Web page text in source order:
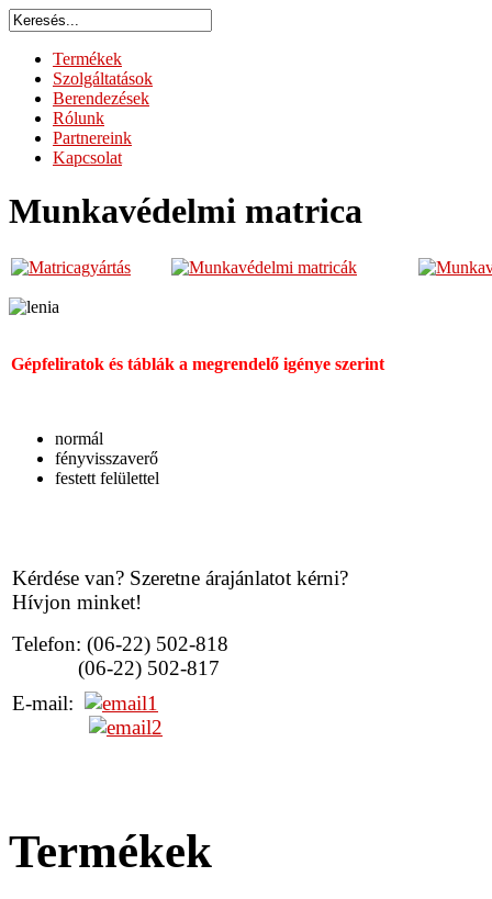
Termékek
Szolgáltatások
Berendezések
Rólunk
Partnereink
Kapcsolat
Munkavédelmi matrica
Gépfeliratok és táblák a megrendelő igénye szerint
normál
fényvisszaverő
festett felülettel
Kérdése van? Szeretne árajánlatot kérni?
Hívjon minket!
Telefon: (06-22) 502-818
(06-22) 502-817
E-mail:
Termékek